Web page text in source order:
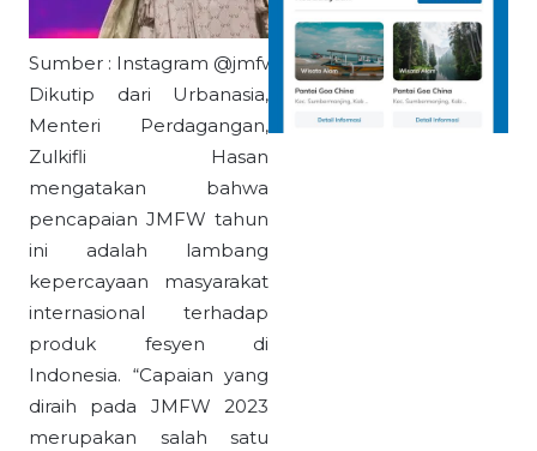
Sumber : Instagram @jmfwofficial
Dikutip dari Urbanasia,
Menteri Perdagangan,
Zulkifli Hasan
mengatakan bahwa
pencapaian JMFW tahun
ini adalah lambang
kepercayaan masyarakat
internasional terhadap
produk fesyen di
Indonesia. “Capaian yang
diraih pada JMFW 2023
merupakan salah satu